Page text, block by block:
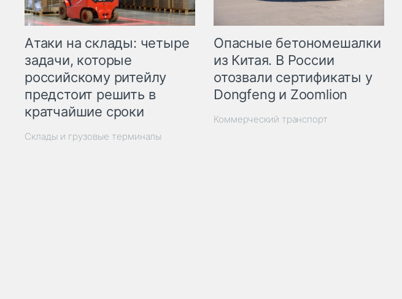
Атаки на склады: четыре
задачи, которые
российскому ритейлу
предстоит решить в
кратчайшие сроки
Склады и грузовые терминалы
Опасные бетономешалки
из Китая. В России
отозвали сертификаты у
Dongfeng и Zoomlion
Коммерческий транспорт